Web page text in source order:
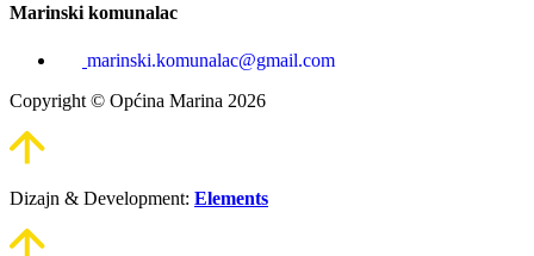
Marinski komunalac
marinski.komunalac@gmail.com
Copyright © Općina Marina 2026
Dizajn & Development: Elements